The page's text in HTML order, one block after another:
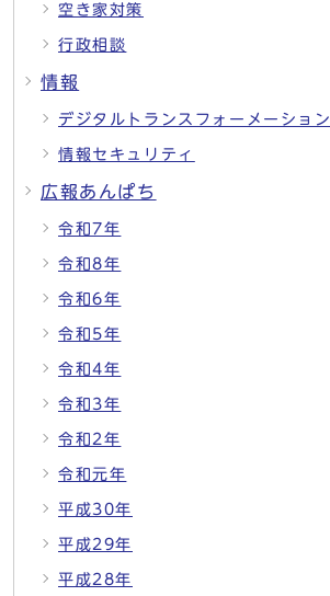
空き家対策
行政相談
情報
デジタルトランスフォーメーション
情報セキュリティ
広報あんぱち
令和7年
令和8年
令和6年
令和5年
令和4年
令和3年
令和2年
令和元年
平成30年
平成29年
平成28年